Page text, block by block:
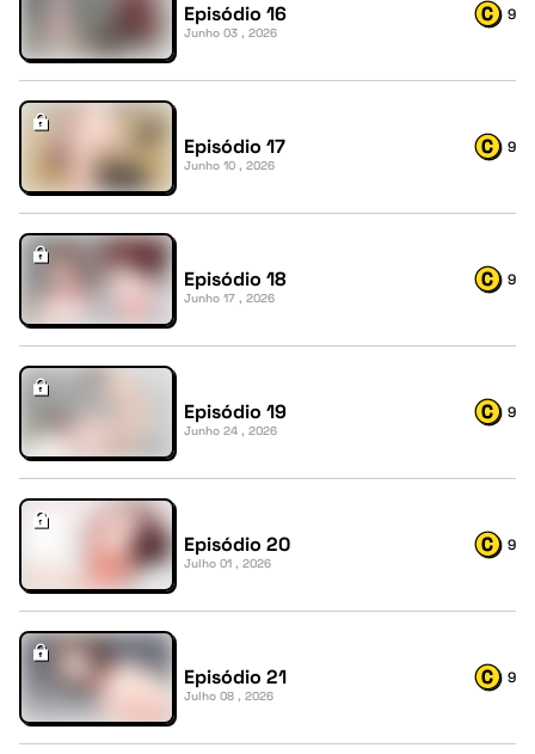
Episódio 16
Junho 03 , 2026
9
Episódio 17
Junho 10 , 2026
9
Episódio 18
Junho 17 , 2026
9
Episódio 19
Junho 24 , 2026
9
Episódio 20
Julho 01 , 2026
9
Episódio 21
Julho 08 , 2026
9